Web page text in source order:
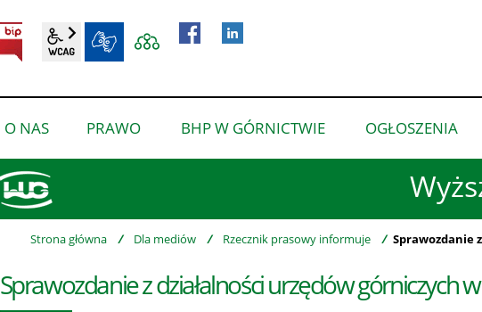
BIP wcag2.1
O NAS
pokaż
podmenu
nas”
PRAWO
pokaż
podmenu
BHP W GÓRNICTWIE
pokaż
podmenu
w
OGŁOSZENIA
Strona główna / Dla mediów / Rzecznik prasowy informuje / Sprawozdanie
Sprawozdanie z działalności urzędów górniczych